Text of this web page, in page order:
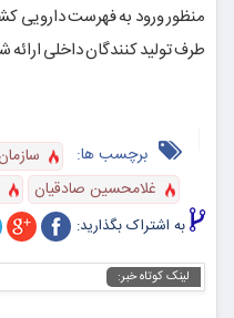
طرف تولید کنندگان داخلی
برچسب ها:
غلامحسین صادقیان
به اشتراک بگذارید:
لینک کوتاه خبر: